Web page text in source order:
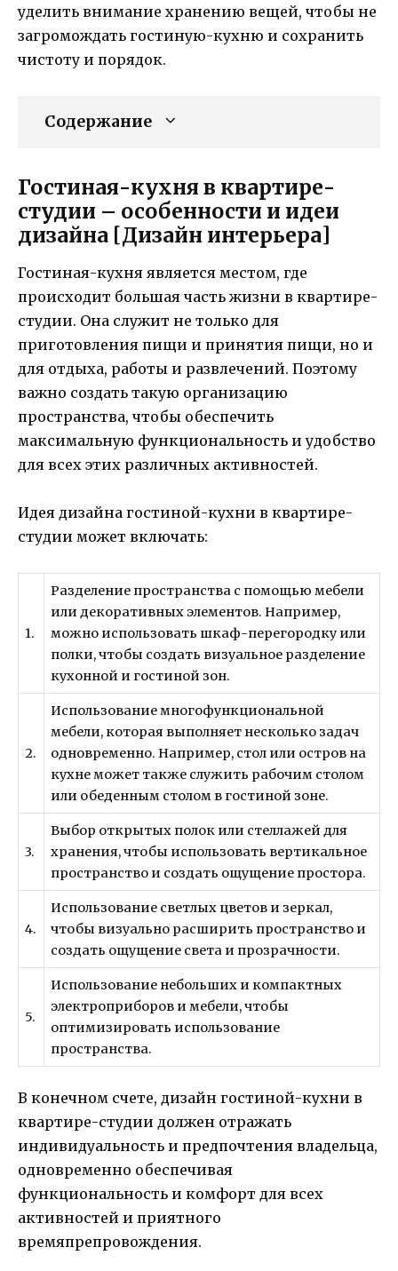
уделить внимание хранению вещей, чтобы не
загромождать гостиную-кухню и сохранить
чистоту и порядок.
Содержание
Гостиная-кухня в квартире-
студии – особенности и идеи
дизайна [Дизайн интерьера]
Гостиная-кухня является местом, где
происходит большая часть жизни в квартире-
студии. Она служит не только для
приготовления пищи и принятия пищи, но и
для отдыха, работы и развлечений. Поэтому
важно создать такую организацию
пространства, чтобы обеспечить
максимальную функциональность и удобство
для всех этих различных активностей.
Идея дизайна гостиной-кухни в квартире-
студии может включать:
1.
Разделение пространства с помощью мебели
или декоративных элементов. Например,
можно использовать шкаф-перегородку или
полки, чтобы создать визуальное разделение
кухонной и гостиной зон.
2.
Использование многофункциональной
мебели, которая выполняет несколько задач
одновременно. Например, стол или остров на
кухне может также служить рабочим столом
или обеденным столом в гостиной зоне.
3.
Выбор открытых полок или стеллажей для
хранения, чтобы использовать вертикальное
пространство и создать ощущение простора.
4.
Использование светлых цветов и зеркал,
чтобы визуально расширить пространство и
создать ощущение света и прозрачности.
5.
Использование небольших и компактных
электроприборов и мебели, чтобы
оптимизировать использование
пространства.
В конечном счете, дизайн гостиной-кухни в
квартире-студии должен отражать
индивидуальность и предпочтения владельца,
одновременно обеспечивая
функциональность и комфорт для всех
активностей и приятного
времяпрепровождения.